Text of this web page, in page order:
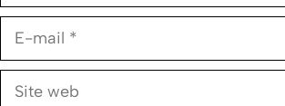
E-
Site